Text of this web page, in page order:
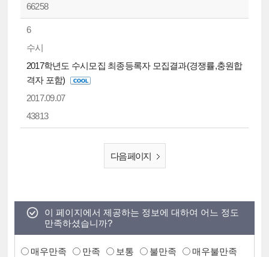
66258
6
수시
2017학년도 수시모집 최종등록자 모집결과(경쟁률,충원합
격자 포함)
2017.09.07
43813
다음 페이지
이 페이지에서 제공하는 정보에 대하여 어느 정도
만족하셨습니까?
매우만족 만족 보통 불만족 매우불만족